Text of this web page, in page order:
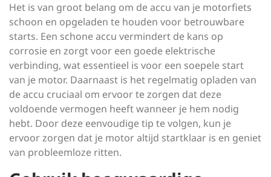
Het is van groot belang om de accu van je motorfiets
schoon en opgeladen te houden voor betrouwbare
starts. Een schone accu vermindert de kans op
corrosie en zorgt voor een goede elektrische
verbinding, wat essentieel is voor een soepele start
van je motor. Daarnaast is het regelmatig opladen van
de accu cruciaal om ervoor te zorgen dat deze
voldoende vermogen heeft wanneer je hem nodig
hebt. Door deze eenvoudige tip te volgen, kun je
ervoor zorgen dat je motor altijd startklaar is en geniet
van probleemloze ritten.